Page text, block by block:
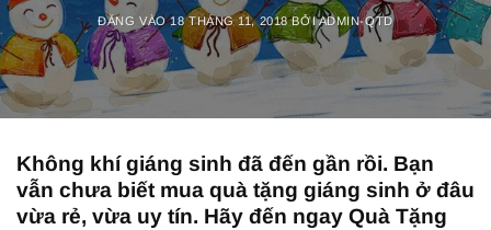
ĐĂNG VÀO18 THÁNG 11, 2018 BỞIADMIN-QTD
Không khí giáng sinh đã đến gần rồi. Bạn
vẫn chưa biết mua quà tặng giáng sinh ở đâu
vừa rẻ, vừa uy tín. Hãy đến ngay Quà Tặng